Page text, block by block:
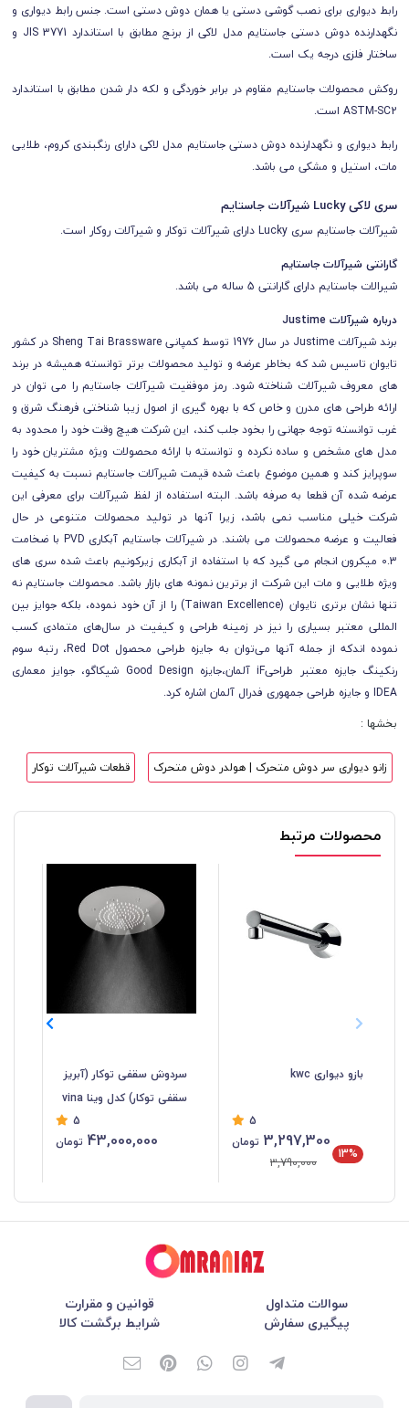
رابط دیواری برای نصب گوشی دستی یا همان دوش دستی است. جنس رابط دیواری و
نگهدارنده دوش دستی جاستایم مدل لاکی از برنج مطابق با استاندارد JIS 3771 و
ساختار فلزی درجه یک است.
روکش محصولات جاستایم مقاوم در برابر خوردگی و لکه دار شدن مطابق با استاندارد
ASTM-SC2 است.
رابط دیواری و نگهدارنده دوش دستی جاستایم مدل لاکی دارای رنگبندی کروم، طلایی
مات، استیل و مشکی می باشد.
سری لاکی Lucky شیرآلات جاستایم
شیرآلات جاستایم سری Lucky دارای شیرآلات توکار و شیرآلات روکار است.
گارانتی شیرآلات جاستایم
شیرالات جاستایم دارای گارانتی 5 ساله می باشد.
درباره شیرآلات Justime
برند شیرآلات Justime در سال 1976 توسط کمپانی Sheng Tai Brassware در کشور
تایوان تاسیس شد که بخاطر عرضه و تولید محصولات برتر توانسته همیشه در برند
های معروف شیرآلات شناخته شود. رمز موفقیت شیرآلات جاستایم را می توان در
ارائه طراحی های مدرن و خاص که با بهره گیری از اصول زیبا شناختی فرهنگ شرق و
غرب توانسته توجه جهانی را بخود جلب کند، این شرکت هیچ وقت خود را محدود به
مدل های مشخص و ساده نکرده و توانسته با ارائه محصولات ویژه مشتریان خود را
سوپرایز کند و همین موضوع باعث شده قیمت شیرآلات جاستایم نسبت به کیفیت
عرضه شده آن قطعا به صرفه باشد. البته استفاده از لفظ شیرآلات برای معرفی این
شرکت خیلی مناسب نمی باشد، زیرا آنها در تولید محصولات متنوعی در حال
فعالیت و عرضه محصولات می باشند. در شیرآلات جاستایم آبکاری PVD با ضخامت
0.3 میکرون انجام می گیرد که با استفاده از آبکاری زیرکونیم باعث شده سری های
ویژه طلایی و مات این شرکت از برترین نمونه های بازار باشد. محصولات جاستایم نه
تنها نشان برتری تایوان (Taiwan Excellence) را از آن خود نموده، بلکه جوایز بین
المللی معتبر بسیاری را نیز در زمینه طراحی و کیفیت در سال‌های متمادی کسب
نموده اندکه از جمله آنها می‌توان به جایزه طراحی محصول Red Dot، رتبه سوم
رنکینگ جایزه معتبر طراحیiF آلمان،جایزه Good Design شیکاگو، جوایز معماری
IDEA و جایزه طراحی جمهوری فدرال آلمان اشاره کرد.
بخشها :
زانو دیواری سر دوش متحرک | هولدر دوش متحرک قطعات شیرآلات توکار
محصولات مرتبط
بازو دیواری kwc
5
13%
3,297,300 تومان
3,790,000
سردوش سقفی توکار (آبریز
سقفی توکار) کدل وینا vina
5
43,000,000 تومان
سوالات متداول
قوانین و مقرارت
پیگیری سفارش
شرایط برگشت کالا